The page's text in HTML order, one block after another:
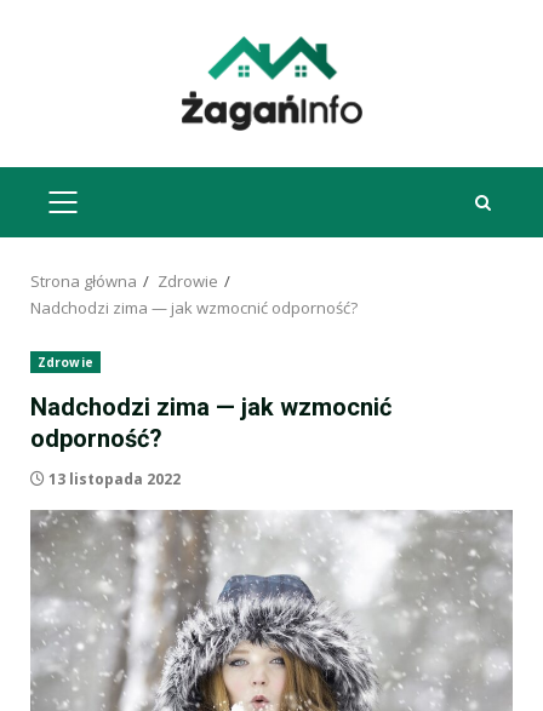
MENU
GŁÓWNE
Strona główna
Zdrowie
Nadchodzi zima — jak wzmocnić odporność?
Zdrowie
Nadchodzi zima — jak wzmocnić
odporność?
13 listopada 2022